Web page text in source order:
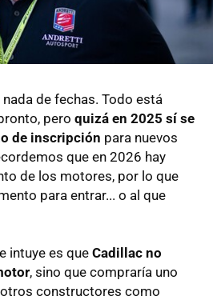
de fechas. Todo está
pero quizá en 2025 sí se
de inscripción para nuevos
que en 2026 hay
de los motores, por lo que
para entrar... o al que
intuye es que Cadillac no
, sino que compraría uno
constructores como